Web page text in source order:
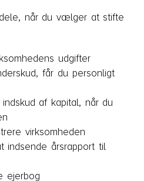
når du vælger at stifte
udgifter
får du personligt
af kapital, når du
virksomheden
indsende årsrapport til
ejerbog